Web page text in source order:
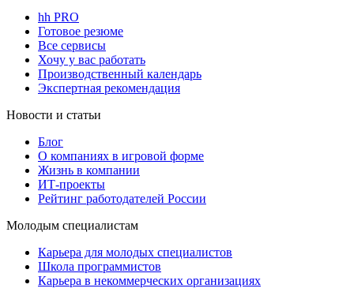
hh PRO
Готовое резюме
Все сервисы
Хочу у вас работать
Производственный календарь
Экспертная рекомендация
Новости и статьи
Блог
О компаниях в игровой форме
Жизнь в компании
ИТ-проекты
Рейтинг работодателей России
Молодым специалистам
Карьера для молодых специалистов
Школа программистов
Карьера в некоммерческих организациях